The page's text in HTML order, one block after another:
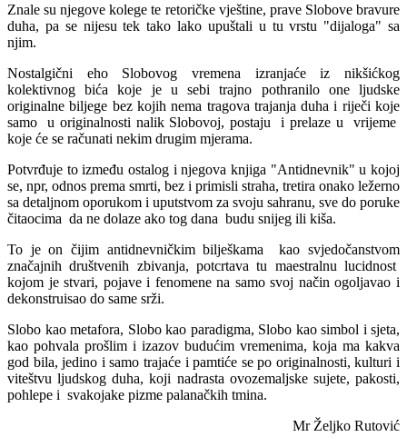
Znale su njegove kolege te retoričke vještine, prave Slobove bravure
duha, pa se nijesu tek tako lako upuštali u tu vrstu "dijaloga" sa
njim.
Nostalgični eho Slobovog vremena izranjaće iz nikšićkog
kolektivnog bića koje je u sebi trajno pothranilo one ljudske
originalne biljege bez kojih nema tragova trajanja duha i riječi koje
samo u originalnosti nalik Slobovoj, postaju i prelaze u vrijeme
koje će se računati nekim drugim mjerama.
Potvrđuje to između ostalog i njegova knjiga "Antidnevnik" u kojoj
se, npr, odnos prema smrti, bez i primisli straha, tretira onako ležerno
sa detaljnom oporukom i uputstvom za svoju sahranu, sve do poruke
čitaocima da ne dolaze ako tog dana budu snijeg ili kiša.
To je on čijim antidnevničkim bilješkama kao svjedočanstvom
značajnih društvenih zbivanja, potcrtava tu maestralnu lucidnost
kojom je stvari, pojave i fenomene na samo svoj način ogoljavao i
dekonstruisao do same srži.
Slobo kao metafora, Slobo kao paradigma, Slobo kao simbol i sjeta,
kao pohvala prošlim i izazov budućim vremenima, koja ma kakva
god bila, jedino i samo trajaće i pamtiće se po originalnosti, kulturi i
viteštvu ljudskog duha, koji nadrasta ovozemaljske sujete, pakosti,
pohlepe i svakojake pizme palanačkih tmina.
Mr Željko Rutović